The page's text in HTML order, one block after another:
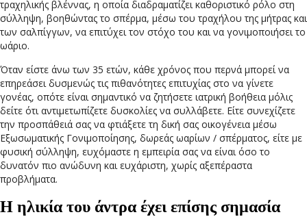
τραχηλικής βλέννας, η οποία διαδραματίζει καθοριστικό ρόλο στη
σύλληψη, βοηθώντας το σπέρμα, μέσω του τραχήλου της μήτρας και
των σαλπίγγων, να επιτύχει τον στόχο του και να γονιμοποιήσει το
ωάριο.
Όταν είστε άνω των 35 ετών, κάθε χρόνος που περνά μπορεί να
επηρεάσει δυσμενώς τις πιθανότητες επιτυχίας στο να γίνετε
γονέας, οπότε είναι σημαντικό να ζητήσετε ιατρική βοήθεια μόλις
δείτε ότι αντιμετωπίζετε δυσκολίες να συλλάβετε. Είτε συνεχίζετε
την προσπάθειά σας να φτιάξετε τη δική σας οικογένεια μέσω
Εξωσωματικής Γονιμοποίησης, δωρεάς ωαρίων / σπέρματος, είτε με
φυσική σύλληψη, ευχόμαστε η εμπειρία σας να είναι όσο το
δυνατόν πιο ανώδυνη και ευχάριστη, χωρίς αξεπέραστα
προβλήματα.
Η ηλικία του άντρα έχει επίσης σημασία